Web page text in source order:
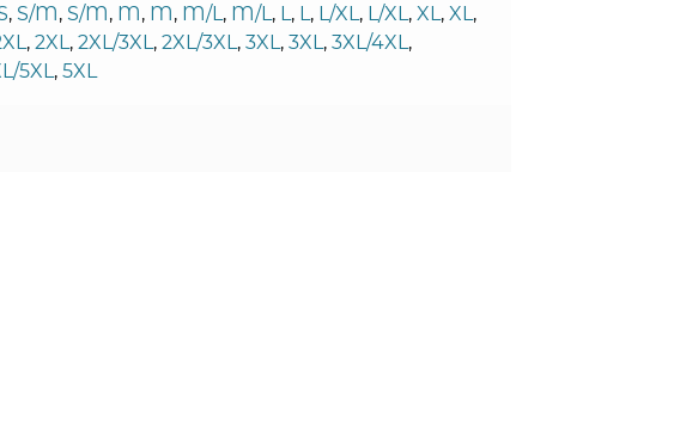
, S/M, S/M, M, M, M/L, M/L, L, L, L/XL, L/XL, XL, XL,
, 2XL, 2XL/3XL, 2XL/3XL, 3XL, 3XL, 3XL/4XL,
5XL, 5XL